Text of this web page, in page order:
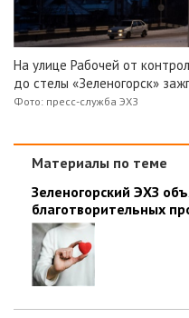
На улице Рабочей от
до стелы «Зеленогорск»
Фото: пресс-служба ЭХЗ
Материалы по теме
Зеленогорский ЭХЗ
благотворительных